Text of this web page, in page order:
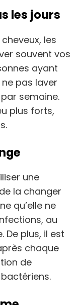
les jours
les
souvent vos
ayant
pas laver
semaine.
plus forts,
une
la changer
qu’elle ne
au
De plus, il est
chaque
de